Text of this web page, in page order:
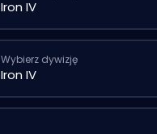
Wybierz dywizję